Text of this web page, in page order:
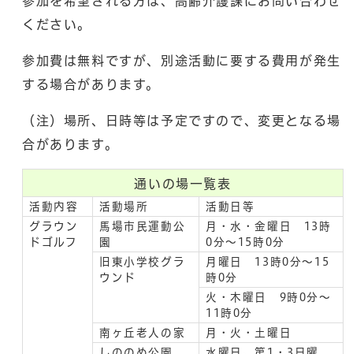
ください。
参加費は無料ですが、別途活動に要する費用が発生
する場合があります。
（注）場所、日時等は予定ですので、変更となる場
合があります。
通いの場一覧表
活動内容 活動場所
活動日等
グラウン
ドゴルフ
馬場市民運動公
園
月・水・金曜日 13時
0分～15時0分
旧東小学校グラ
ウンド
月曜日 13時0分～15
時0分
火・木曜日 9時0分～
11時0分
南ヶ丘老人の家
月・火・土曜日